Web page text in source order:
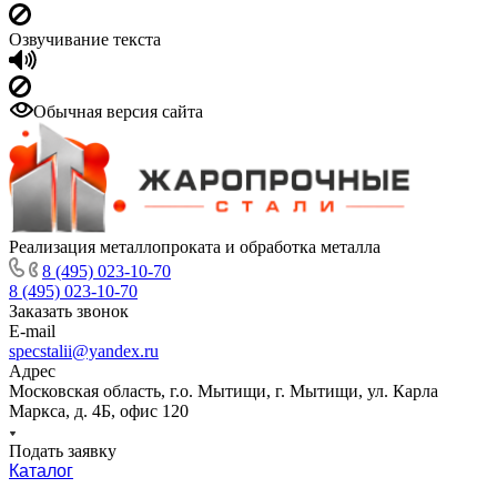
Озвучивание текста
Обычная версия сайта
Реализация металлопроката и обработка металла
8 (495) 023-10-70
8 (495) 023-10-70
Заказать звонок
E-mail
specstalii@yandex.ru
Адрес
Московская область, г.о. Мытищи, г. Мытищи, ул. Карла
Маркса, д. 4Б, офис 120
Подать заявку
Каталог